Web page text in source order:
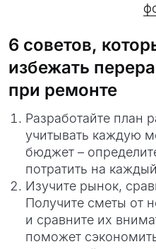
6 советов,
избежать
при ремонте
Разработайте план
учитывать каждую
бюджет –
потратить на
Изучите рынок,
Получите сметы от
и сравните их
поможет